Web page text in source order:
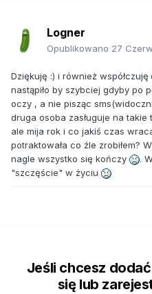
Logner
Opublikowano 27
Dziękuję :) i również współczuję
nastąpiło by szybciej gdyby po
oczy , a nie pisząc
druga osoba zasługuje na takie
ale mija rok i co jakiś czas
potraktowała co źle zrobiłem?
nagle wszystko się kończy
.
"szczęście" w życiu
Jeśli chcesz
się lub